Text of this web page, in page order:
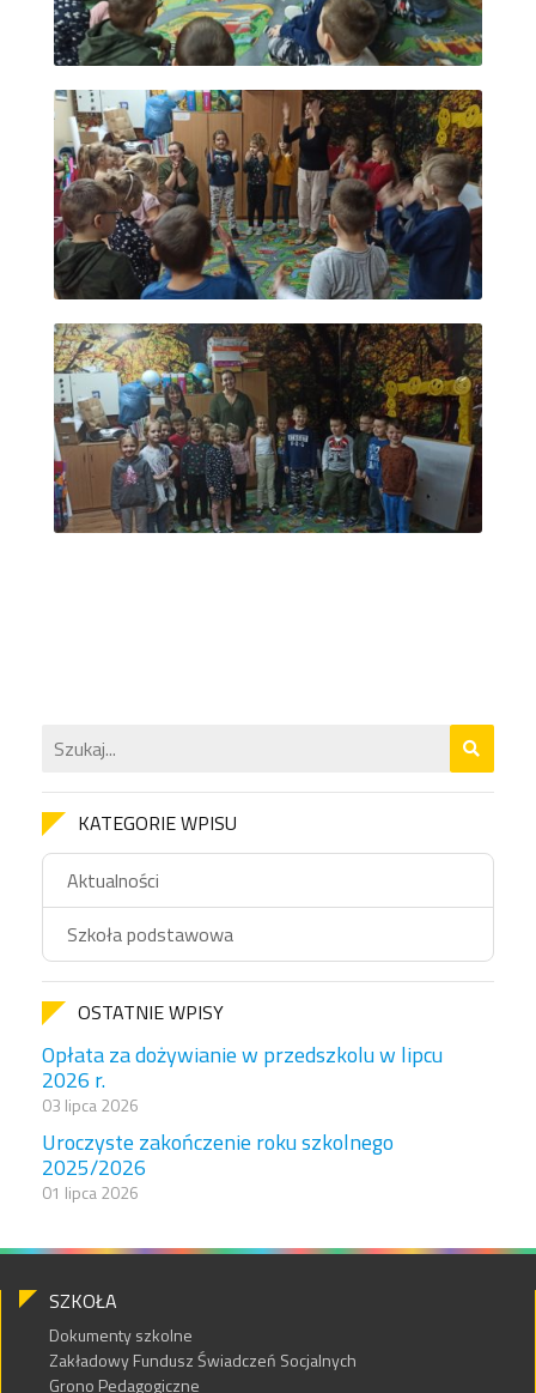
KATEGORIE WPISU
Aktualności
Szkoła podstawowa
OSTATNIE WPISY
Opłata za dożywianie w przedszkolu w lipcu
2026 r.
03 lipca 2026
Uroczyste zakończenie roku szkolnego
2025/2026
01 lipca 2026
SZKOŁA
Dokumenty szkolne
Zakładowy Fundusz Świadczeń Socjalnych
Grono Pedagogiczne